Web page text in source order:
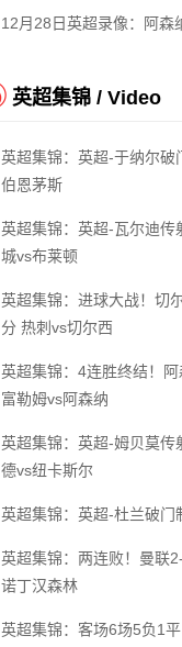
12月28日英超录像：阿森
英超集锦 / Video
英超集锦：英超-于纳尔破
伯恩茅斯
英超集锦：英超-瓦尔迪传
城vs布莱顿
英超集锦：进球大战！切
分 热刺vs切尔西
英超集锦：4连胜终结！
富勒姆vs阿森纳
英超集锦：英超-姆贝莫传
德vs纽卡斯尔
英超集锦：英超-杜兰破门
英超集锦：两连败！曼联
诺丁汉森林
英超集锦：客场6场5负1